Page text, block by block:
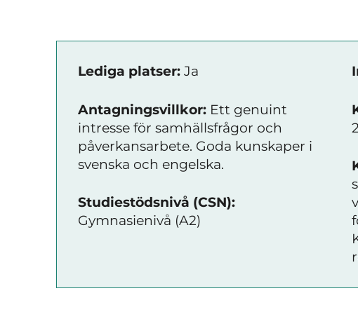
Lediga platser: Ja
Antagningsvillkor: Ett genuint
intresse för samhällsfrågor och
påverkansarbete. Goda kunskaper i
svenska och engelska.
Studiestödsnivå (CSN):
Gymnasienivå (A2)